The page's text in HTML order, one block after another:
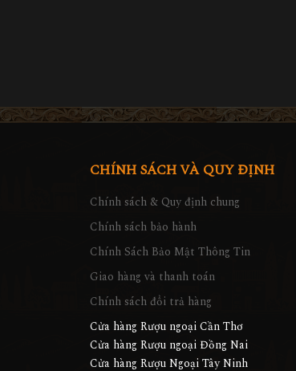
CHÍNH SÁCH VÀ QUY ĐỊNH
Chính sách & Quy định chung
Chính sách bảo hành
Chính Sách Bảo Mật Thông Tin
Giao hàng và thanh toán
Chính sách đổi trả hàng
Cửa hàng Rượu ngoại Cần Thơ
Cửa hàng Rượu ngoại Đồng Nai
Cửa hàng Rượu Ngoại Tây Ninh